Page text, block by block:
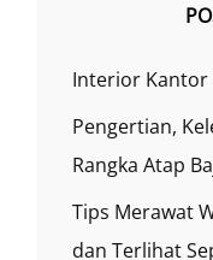
Interior Kantor
Pengertian,
Rangka Atap
Tips Merawat
dan Terlihat